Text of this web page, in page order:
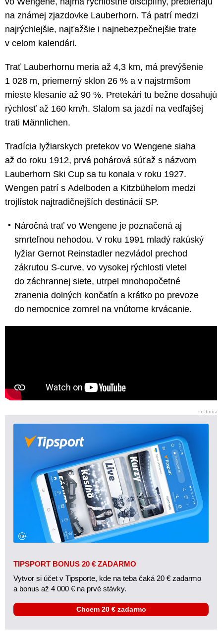
na známej zjazdovke Lauberhorn. Tá patrí medzi
najrýchlejšie, najťažšie i najnebezpečnejšie trate
v celom kalendári.
Trať Lauberhornu meria až 4,3 km, má prevýšenie
1 028 m, priemerný sklon 26 % a v najstrmšom
mieste klesanie až 90 %. Pretekári tu bežne dosahujú
rýchlosť až 160 km/h. Slalom sa jazdí na vedľajšej
trati Männlichen.
Tradícia lyžiarskych pretekov vo Wengene siaha
až do roku 1912, prvá pohárová súťaž s názvom
Lauberhorn Ski Cup sa tu konala v roku 1927.
Wengen patrí s Adelboden a Kitzbühelom medzi
trojlístok najtradičnejších destinácií SP.
Náročná trať vo Wengene je poznačená aj
smrteľnou nehodou. V roku 1991 mladý rakúský
lyžiar Gernot Reinstadler nezvládol prechod
zákrutou S-curve, vo vysokej rýchlosti vletel
do záchrannej siete, utrpel mnohopočetné
zranenia dolných končatín a krátko po prevoze
do nemocnice zomrel na vnútorne krvácanie.
TIPSPORT BONUS 20 € ZADARMO
Vytvor si účet v Tipsporte, kde na teba čaká 20 € zadarmo
a bonus až 4 000 € na prvé stávky.
Chcem 20 € zadarmo